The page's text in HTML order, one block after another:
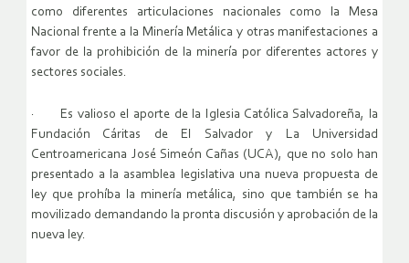
como diferentes articulaciones nacionales como la Mesa
Nacional frente a la Minería Metálica y otras manifestaciones a
favor de la prohibición de la minería por diferentes actores y
sectores sociales.
· Es valioso el aporte de la Iglesia Católica Salvadoreña, la
Fundación Cáritas de El Salvador y La Universidad
Centroamericana José Simeón Cañas (UCA), que no solo han
presentado a la asamblea legislativa una nueva propuesta de
ley que prohíba la minería metálica, sino que también se ha
movilizado demandando la pronta discusión y aprobación de la
nueva ley.